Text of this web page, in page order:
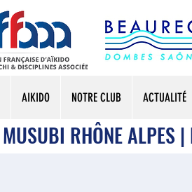
AIKIDO NOTRE CLUB ACTUALITÉ
RHÔNE ALPES |